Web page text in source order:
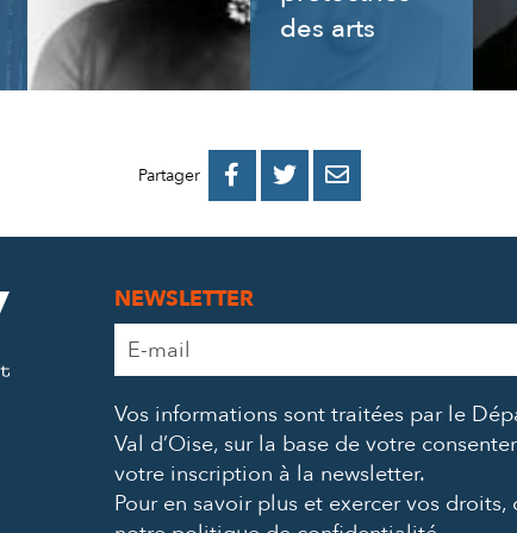
des arts
Partager 
PARTAGER
PARTAGER
PARTAGER
NEWSLETTER
Adresse
e-
*
Vos informations sont traitées par le
Val d’Oise, sur la base de votre
votre inscription à la newsletter.
Pour en savoir plus et exercer vos droits,